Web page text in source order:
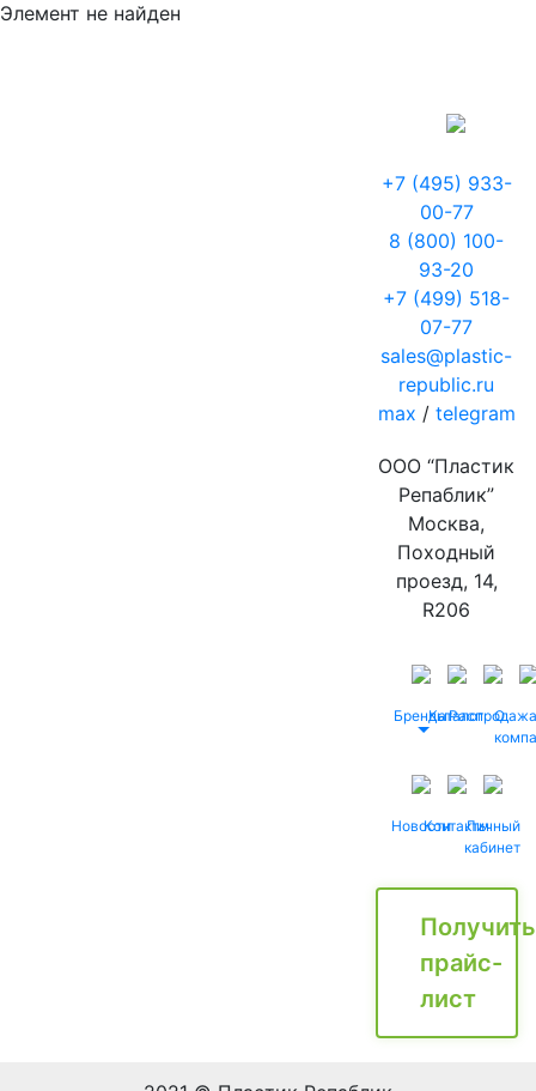
Элемент не найден
+7 (495) 933-
00-77
8 (800) 100-
93-20
+7 (499) 518-
07-77
sales@plastic-
republic.ru
max / telegram
ООО “Пластик
Репаблик”
Москва,
Походный
проезд, 14,
R206
БрендыКаталог
Распродажа
О
НовостиКонтактыЛичный
кабинет
Получить
прайс-
лист